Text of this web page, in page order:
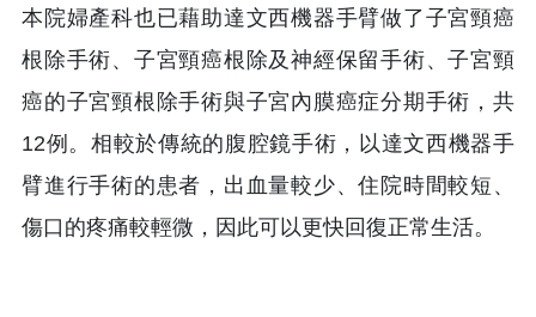
本院婦產科也已藉助達文西機器手臂做了子宮頸癌
根除手術、子宮頸癌根除及神經保留手術、子宮頸
癌的子宮頸根除手術與子宮內膜癌症分期手術，共
12例。相較於傳統的腹腔鏡手術，以達文西機器手
臂進行手術的患者，出血量較少、住院時間較短、
傷口的疼痛較輕微，因此可以更快回復正常生活。